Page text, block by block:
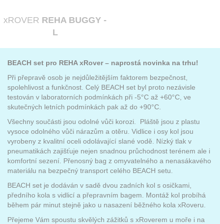
xROVER REHA BUGGY -
L
BEACH set pro REHA xRover – naprostá novinka na trhu!
Při přepravě osob je nejdůležitějším faktorem bezpečnost,
spolehlivost a funkčnost. Celý BEACH set byl proto nezávisle
testován v laboratorních podmínkách při -5°C až +60°C, ve
skutečných letních podmínkách pak až do +90°C.
Všechny součásti jsou odolné vůči korozi. Pláště jsou z plastu
vysoce odolného vůči nárazům a otěru. Vidlice i osy kol jsou
vyrobeny z kvalitní oceli odolávající slané vodě. Nízký tlak v
pneumatikách zajišťuje nejen snadnou průchodnost terénem ale i
komfortní sezení. Přenosný bag z omyvatelného a nenasákavého
materiálu na bezpečný transport celého BEACH setu.
BEACH set je dodáván v sadě dvou zadních kol s osičkami,
předního kola s vidlicí a přepravním bagem. Montáž kol probíhá
během pár minut stejně jako u nasazení běžného kola xRoveru.
Přejeme Vám spoustu skvělých zážitků s xRoverem u moře i na